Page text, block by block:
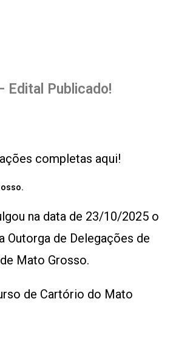
Edital Publicado!
completas aqui!
na data de 23/10/2025 o
Outorga de Delegações de
Mato Grosso.
de Cartório do Mato